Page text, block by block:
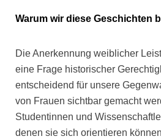
Warum wir diese Geschichten
Die Anerkennung weiblicher
eine Frage historischer
entscheidend für unsere
von Frauen sichtbar gemacht
Studentinnen und
denen sie sich orientieren